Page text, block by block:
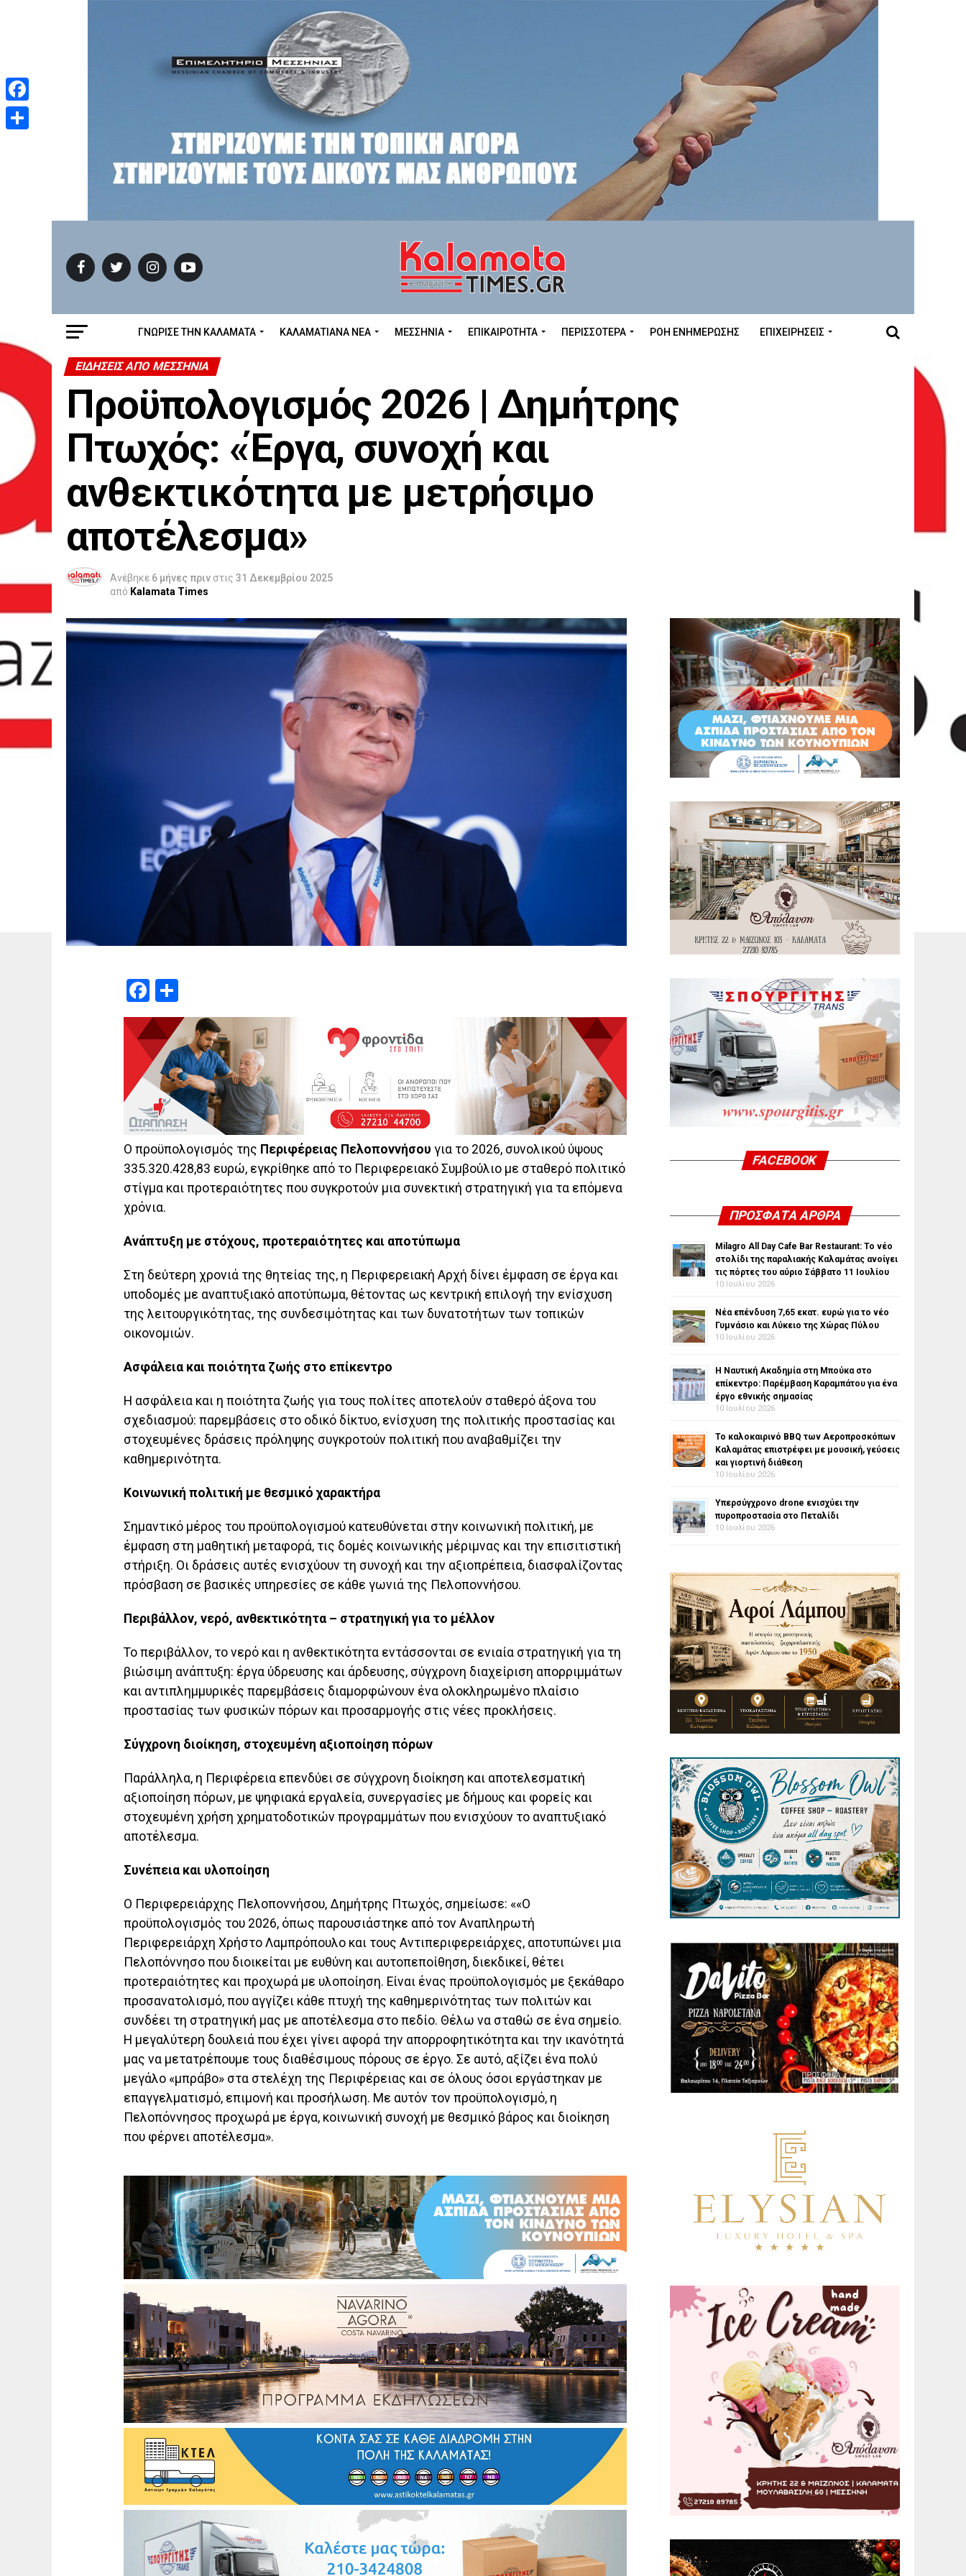
ΓΝΩΡΙΣΕ ΤΗΝ ΚΑΛΑΜΑΤΑ ΚΑΛΑΜΑΤΙΑΝΑ ΝΕΑ ΜΕΣΣΗΝΊΑ ΕΠΙΚΑΙΡΌΤΗΤΑ ΠΕΡΙΣΣΌΤΕΡΑ ΡΟΉ ΕΝΗΜΈΡΩΣΗΣ ΕΠΙΧΕΙΡΉΣΕΙΣ
ΕΙΔΉΣΕΙΣ ΑΠΟ ΜΕΣΣΗΝΊΑ
Προϋπολογισμός 2026 | Δημήτρης
Πτωχός: «Έργα, συνοχή και
ανθεκτικότητα με μετρήσιμο
αποτέλεσμα»
Ανέβηκε 6 μήνες πριν στις 31 Δεκεμβρίου 2025
από Kalamata Times
Facebook
Ο προϋπολογισμός της Περιφέρειας Πελοποννήσου για το 2026, συνολικού ύψους
335.320.428,83 ευρώ, εγκρίθηκε από το Περιφερειακό Συμβούλιο με σταθερό πολιτικό
στίγμα και προτεραιότητες που συγκροτούν μια συνεκτική στρατηγική για τα επόμενα
χρόνια.
Ανάπτυξη με στόχους, προτεραιότητες και αποτύπωμα
Στη δεύτερη χρονιά της θητείας της, η Περιφερειακή Αρχή δίνει έμφαση σε έργα και
υποδομές με αναπτυξιακό αποτύπωμα, θέτοντας ως κεντρική επιλογή την ενίσχυση
της λειτουργικότητας, της συνδεσιμότητας και των δυνατοτήτων των τοπικών
οικονομιών.
Ασφάλεια και ποιότητα ζωής στο επίκεντρο
Η ασφάλεια και η ποιότητα ζωής για τους πολίτες αποτελούν σταθερό άξονα του
σχεδιασμού: παρεμβάσεις στο οδικό δίκτυο, ενίσχυση της πολιτικής προστασίας και
στοχευμένες δράσεις πρόληψης συγκροτούν πολιτική που αναβαθμίζει την
καθημερινότητα.
Κοινωνική πολιτική με θεσμικό χαρακτήρα
Σημαντικό μέρος του προϋπολογισμού κατευθύνεται στην κοινωνική πολιτική, με
έμφαση στη μαθητική μεταφορά, τις δομές κοινωνικής μέριμνας και την επισιτιστική
στήριξη. Οι δράσεις αυτές ενισχύουν τη συνοχή και την αξιοπρέπεια, διασφαλίζοντας
πρόσβαση σε βασικές υπηρεσίες σε κάθε γωνιά της Πελοποννήσου.
Περιβάλλον, νερό, ανθεκτικότητα – στρατηγική για το μέλλον
Το περιβάλλον, το νερό και η ανθεκτικότητα εντάσσονται σε ενιαία στρατηγική για τη
βιώσιμη ανάπτυξη: έργα ύδρευσης και άρδευσης, σύγχρονη διαχείριση απορριμμάτων
και αντιπλημμυρικές παρεμβάσεις διαμορφώνουν ένα ολοκληρωμένο πλαίσιο
προστασίας των φυσικών πόρων και προσαρμογής στις νέες προκλήσεις.
Σύγχρονη διοίκηση, στοχευμένη αξιοποίηση πόρων
Παράλληλα, η Περιφέρεια επενδύει σε σύγχρονη διοίκηση και αποτελεσματική
αξιοποίηση πόρων, με ψηφιακά εργαλεία, συνεργασίες με δήμους και φορείς και
στοχευμένη χρήση χρηματοδοτικών προγραμμάτων που ενισχύουν το αναπτυξιακό
αποτέλεσμα.
Συνέπεια και υλοποίηση
Ο Περιφερειάρχης Πελοποννήσου, Δημήτρης Πτωχός, σημείωσε: ««Ο
προϋπολογισμός του 2026, όπως παρουσιάστηκε από τον Αναπληρωτή
Περιφερειάρχη Χρήστο Λαμπρόπουλο και τους Αντιπεριφερειάρχες, αποτυπώνει μια
Πελοπόννησο που διοικείται με ευθύνη και αυτοπεποίθηση, διεκδικεί, θέτει
προτεραιότητες και προχωρά με υλοποίηση. Είναι ένας προϋπολογισμός με ξεκάθαρο
προσανατολισμό, που αγγίζει κάθε πτυχή της καθημερινότητας των πολιτών και
συνδέει τη στρατηγική μας με αποτέλεσμα στο πεδίο. Θέλω να σταθώ σε ένα σημείο.
Η μεγαλύτερη δουλειά που έχει γίνει αφορά την απορροφητικότητα και την ικανότητά
μας να μετατρέπουμε τους διαθέσιμους πόρους σε έργο. Σε αυτό, αξίζει ένα πολύ
μεγάλο «μπράβο» στα στελέχη της Περιφέρειας και σε όλους όσοι εργάστηκαν με
επαγγελματισμό, επιμονή και προσήλωση. Με αυτόν τον προϋπολογισμό, η
Πελοπόννησος προχωρά με έργα, κοινωνική συνοχή με θεσμικό βάρος και διοίκηση
που φέρνει αποτέλεσμα».
FACEBOOK
ΠΡΌΣΦΑΤΑ ΆΡΘΡΑ
Milagro All Day Cafe Bar Restaurant: Το νέο
στολίδι της παραλιακής Καλαμάτας ανοίγει
τις πόρτες του αύριο Σάββατο 11 Ιουλίου
10 Ιουλίου 2026
Νέα επένδυση 7,65 εκατ. ευρώ για το νέο
Γυμνάσιο και Λύκειο της Χώρας Πύλου
10 Ιουλίου 2026
Η Ναυτική Ακαδημία στη Μπούκα στο
επίκεντρο: Παρέμβαση Καραμπάτου για ένα
έργο εθνικής σημασίας
10 Ιουλίου 2026
Το καλοκαιρινό BBQ των Αεροπροσκόπων
Καλαμάτας επιστρέφει με μουσική, γεύσεις
και γιορτινή διάθεση
10 Ιουλίου 2026
Υπερσύγχρονο drone ενισχύει την
πυροπροστασία στο Πεταλίδι
10 Ιουλίου 2026
Facebook